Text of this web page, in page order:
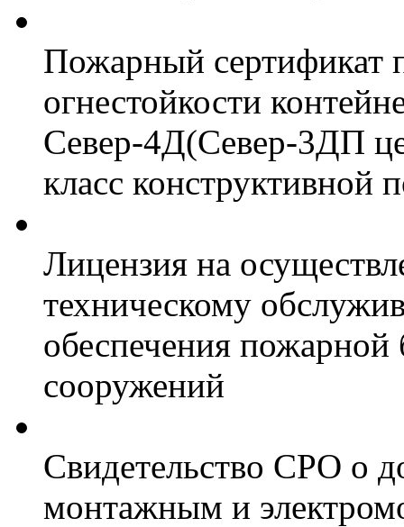
Пожарный сертификат
огнестойкости
Север-4Д(Север-3ДП
класс конструктивной
Лицензия на
техническому
обеспечения пожарной
сооружений
Свидетельство СРО о
монтажным и